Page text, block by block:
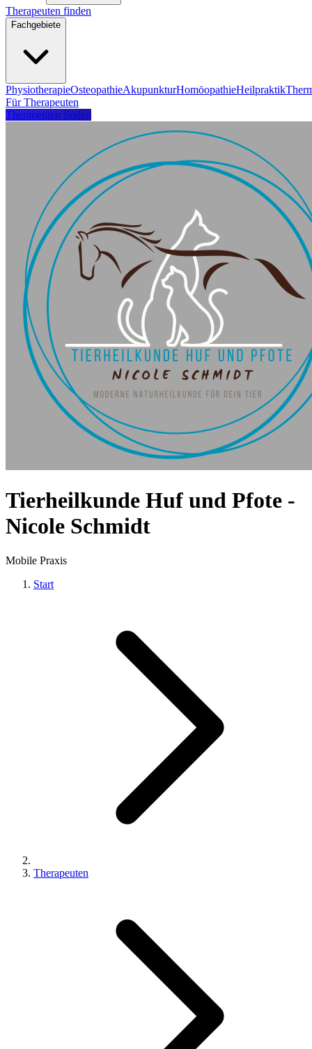
Therapeuten finden
Fachgebiete
PhysiotherapieOsteopathieAkupunkturHomöopathieHeilpraktik
Für Therapeuten
Therapeuten finden
Tierheilkunde Huf und Pfote -
Nicole Schmidt
Mobile Praxis
Start
Therapeuten